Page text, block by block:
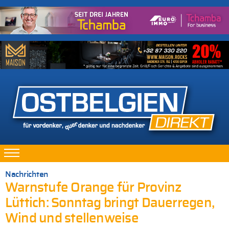
Nachrichten
Warnstufe Orange für Provinz
Lüttich: Sonntag bringt Dauerregen,
Wind und stellenweise